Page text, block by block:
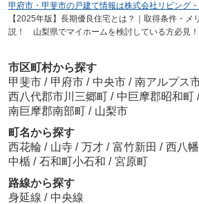
甲府市・甲斐市の戸建て情報は株式会社リビング
【2025年版】長期優良住宅とは？｜取得条件・メ
説！ 山梨県でマイホームを検討している方必見！
市区町村から探す
甲斐市 / 甲府市 / 中央市 / 南アルプス
西八代郡市川三郷町 / 中巨摩郡昭和町 /
南巨摩郡南部町 / 山梨市
町名から探す
西花輪 / 山寺 / 万才 / 富竹新田 / 西八幡
中楯 / 石和町小石和 / 宮原町
路線から探す
身延線 / 中央線